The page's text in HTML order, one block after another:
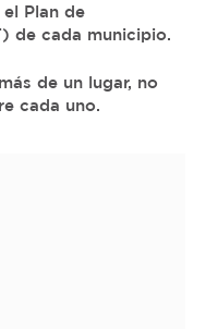
Plan de
de cada municipio.
de un lugar, no
cada uno.